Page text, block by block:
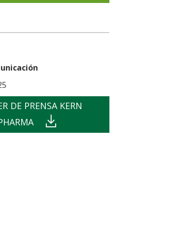
DE PRENSA KERN